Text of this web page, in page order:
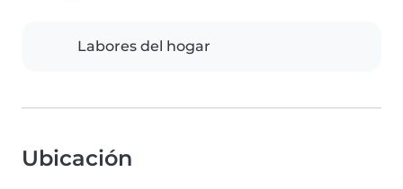
Labores del hogar
Ubicación